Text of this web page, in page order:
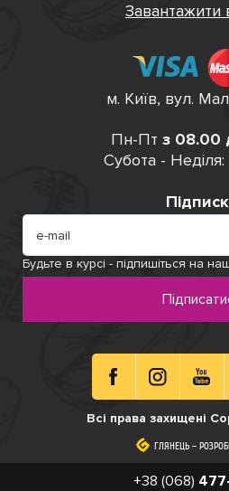
Пн-Пт з 08.00
Субота - Неділя:
Всі права захищені
Будьте в курсі - підпишіться на
+38 (068)
Завантажити
м. Київ, вул.
ГЛЯНЕЦЬ–
ГЛЯНЕЦЬ–